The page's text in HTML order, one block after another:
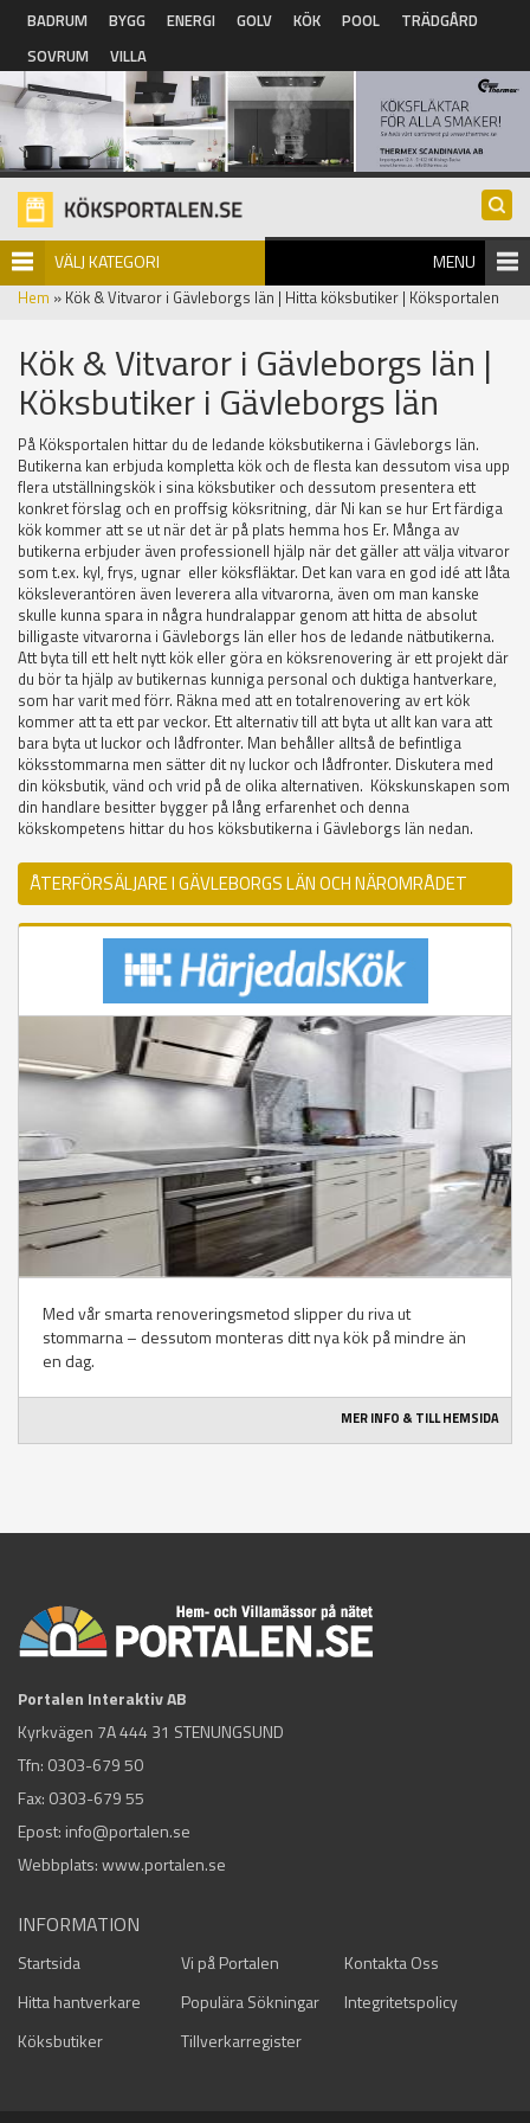
Hoppa till huvudinnehåll
BADRUM BYGG ENERGI GOLV KÖK POOL
TRÄDGÅRD
SOVRUM
VILLA
VÄLJ KATEGORI MENU
Hem » Kök & Vitvaror i Gävleborgs län | Hitta köksbutiker | Köksportalen
Kök & Vitvaror i Gävleborgs län |
Köksbutiker i Gävleborgs län
På Köksportalen hittar du de ledande köksbutikerna i Gävleborgs län.
Butikerna kan erbjuda kompletta kök och de flesta kan dessutom visa upp
flera utställningskök i sina köksbutiker och dessutom presentera ett
konkret förslag och en proffsig köksritning, där Ni kan se hur Ert färdiga
kök kommer att se ut när det är på plats hemma hos Er. Många av
butikerna erbjuder även professionell hjälp när det gäller att välja vitvaror
som t.ex. kyl, frys, ugnar eller köksfläktar. Det kan vara en god idé att låta
köksleverantören även leverera alla vitvarorna, även om man kanske
skulle kunna spara in några hundralappar genom att hitta de absolut
billigaste vitvarorna i Gävleborgs län eller hos de ledande nätbutikerna.
Att byta till ett helt nytt kök eller göra en köksrenovering är ett projekt där
du bör ta hjälp av butikernas kunniga personal och duktiga hantverkare,
som har varit med förr. Räkna med att en totalrenovering av ert kök
kommer att ta ett par veckor. Ett alternativ till att byta ut allt kan vara att
bara byta ut luckor och lådfronter. Man behåller alltså de befintliga
köksstommarna men sätter dit ny luckor och lådfronter. Diskutera med
din köksbutik, vänd och vrid på de olika alternativen. Kökskunskapen som
din handlare besitter bygger på lång erfarenhet och denna
kökskompetens hittar du hos köksbutikerna i Gävleborgs län nedan.
ÅTERFÖRSÄLJARE I GÄVLEBORGS LÄN OCH NÄROMRÅDET
Med vår smarta renoveringsmetod slipper du riva ut
stommarna – dessutom monteras ditt nya kök på mindre än
en dag.
MER INFO & TILL HEMSIDA
Portalen Interaktiv AB
Kyrkvägen 7A 444 31 STENUNGSUND
Tfn: 0303-679 50
Fax: 0303-679 55
Epost: info@portalen.se
Webbplats: www.portalen.se
INFORMATION
Startsida Vi på Portalen
Kontakta Oss
Hitta hantverkare
Populära Sökningar
Integritetspolicy
Köksbutiker
Tillverkarregister